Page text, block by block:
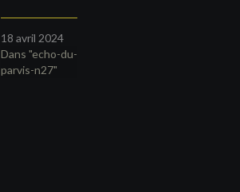
18 avril 2024
Dans "echo-du-
parvis-n27"